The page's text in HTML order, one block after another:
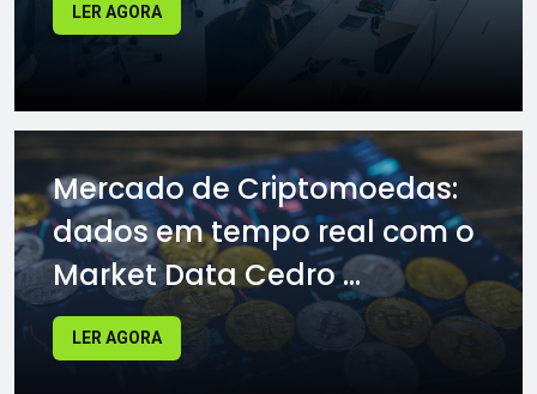
LER AGORA
Mercado de Criptomoedas:
dados em tempo real com o
Market Data Cedro ...
LER AGORA